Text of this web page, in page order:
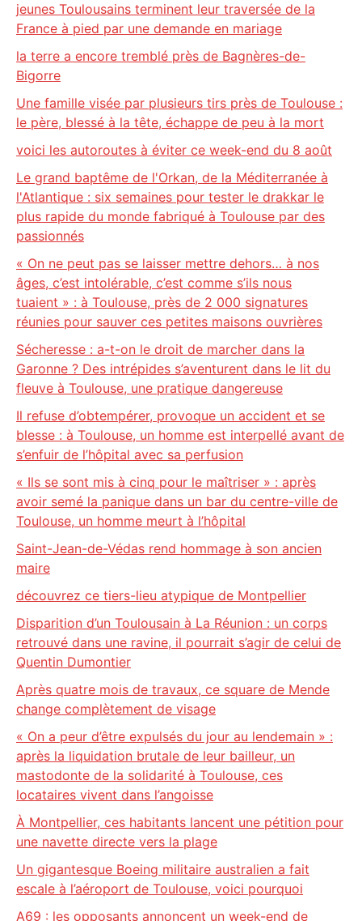
jeunes Toulousains terminent leur traversée de la
France à pied par une demande en mariage
la terre a encore tremblé près de Bagnères-de-
Bigorre
Une famille visée par plusieurs tirs près de Toulouse :
le père, blessé à la tête, échappe de peu à la mort
voici les autoroutes à éviter ce week-end du 8 août
Le grand baptême de l'Orkan, de la Méditerranée à
l'Atlantique : six semaines pour tester le drakkar le
plus rapide du monde fabriqué à Toulouse par des
passionnés
« On ne peut pas se laisser mettre dehors… à nos
âges, c’est intolérable, c’est comme s’ils nous
tuaient » : à Toulouse, près de 2 000 signatures
réunies pour sauver ces petites maisons ouvrières
Sécheresse : a-t-on le droit de marcher dans la
Garonne ? Des intrépides s’aventurent dans le lit du
fleuve à Toulouse, une pratique dangereuse
Il refuse d’obtempérer, provoque un accident et se
blesse : à Toulouse, un homme est interpellé avant de
s’enfuir de l’hôpital avec sa perfusion
« Ils se sont mis à cinq pour le maîtriser » : après
avoir semé la panique dans un bar du centre-ville de
Toulouse, un homme meurt à l’hôpital
Saint-Jean-de-Védas rend hommage à son ancien
maire
découvrez ce tiers-lieu atypique de Montpellier
Disparition d’un Toulousain à La Réunion : un corps
retrouvé dans une ravine, il pourrait s’agir de celui de
Quentin Dumontier
Après quatre mois de travaux, ce square de Mende
change complètement de visage
« On a peur d’être expulsés du jour au lendemain » :
après la liquidation brutale de leur bailleur, un
mastodonte de la solidarité à Toulouse, ces
locataires vivent dans l’angoisse
À Montpellier, ces habitants lancent une pétition pour
une navette directe vers la plage
Un gigantesque Boeing militaire australien a fait
escale à l’aéroport de Toulouse, voici pourquoi
A69 : les opposants annoncent un week-end de